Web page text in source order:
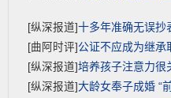
[纵深报道]十多年准确无误抄
[曲阿时评] 公证不应成为继承
[纵深报道]培养孩子注意力很
[纵深报道]大龄女奉子成婚 “